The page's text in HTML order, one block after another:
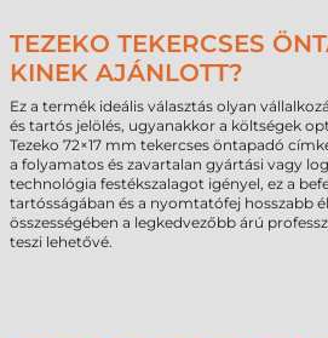
TEZEKO TEKERCSES
KINEK AJÁNLOTT?
Ez a termék ideális választás olyan
és tartós jelölés, ugyanakkor a költségek
Tezeko 72×17 mm tekercses öntapadó
a folyamatos és zavartalan gyártási vagy
technológia festékszalagot igényel, ez a
tartósságában és a nyomtatófej hosszabb
összességében a legkedvezőbb árú
teszi lehetővé.